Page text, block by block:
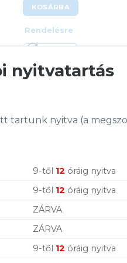
KOSÁRBA
Rendelésre
Varta Wireless
Charger Pro
Kategória: Qi vezeték nélküli
Azonosító:44454
10 490Ft
nálunk!
nyitvatartás
tartunk nyitva (a
9-től 12 óráig nyitva
9-től 12 óráig nyitva
ZÁRVA
ZÁRVA
9-től 12 óráig nyitva